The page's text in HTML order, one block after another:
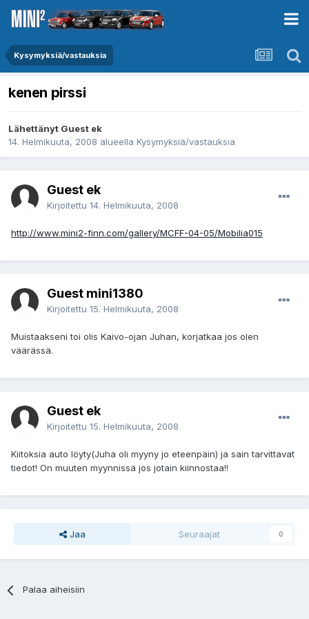
Kysymyksiä/vastauksia
kenen pirssi
Lähettänyt Guest ek
14. Helmikuuta, 2008 alueella Kysymyksiä/vastauksia
Guest ek
Kirjoitettu 14. Helmikuuta, 2008
http://www.mini2-finn.com/gallery/MCFF-04-05/Mobilia015
Guest mini1380
Kirjoitettu 15. Helmikuuta, 2008
Muistaakseni toi olis Kaivo-ojan Juhan, korjatkaa jos olen
väärässä.
Guest ek
Kirjoitettu 15. Helmikuuta, 2008
Kiitoksia auto löyty(Juha oli myyny jo eteenpäin) ja sain tarvittavat
tiedot! On muuten myynnissä jos jotain kiinnostaa!!
Jaa Seuraajat 0
Palaa aiheisiin